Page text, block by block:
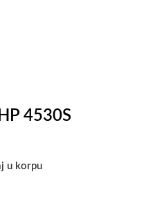
4530S
u korpu